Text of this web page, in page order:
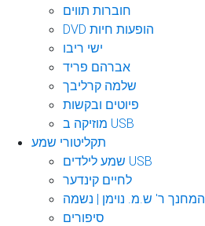
חוברות תווים
DVD הופעות חיות
ישי ריבו
אברהם פריד
שלמה קרליבך
פיוטים ובקשות
מוזיקה ב USB
תקליטורי שמע
שמע לילדים USB
לחיים קינדער
המחנך ר' ש.מ. נוימן | נשמה
סיפורים